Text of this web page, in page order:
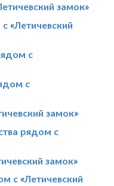
замок»
«Летичевский
с
с
замок»
рядом с
замок»
с «Летичевский